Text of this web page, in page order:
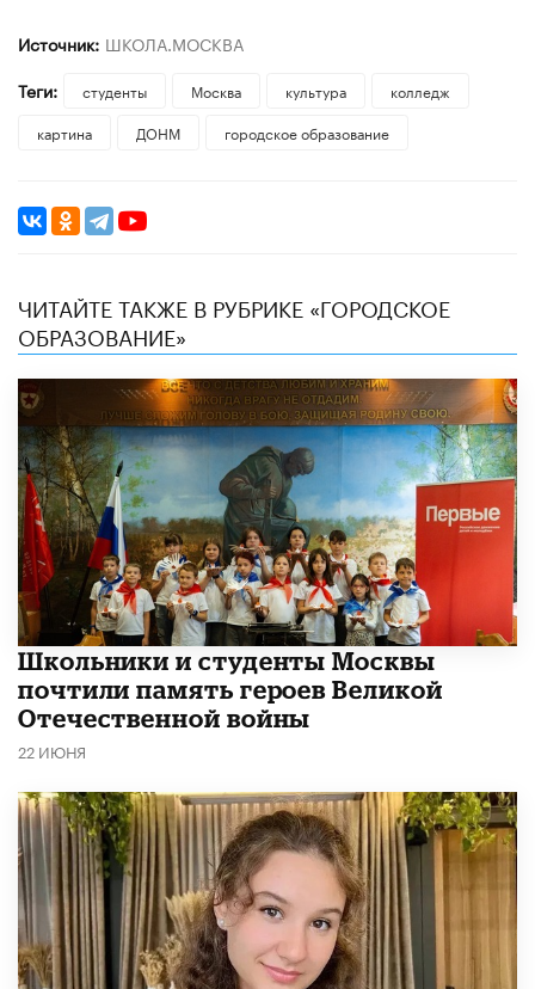
Источник: ШКОЛА.МОСКВА
Теги:
студенты Москва культура
колледж
картина
ДОНМ городское образование
ЧИТАЙТЕ ТАКЖЕ В РУБРИКЕ «ГОРОДСКОЕ
ОБРАЗОВАНИЕ»
Школьники и студенты Москвы
почтили память героев Великой
Отечественной войны
22 ИЮНЯ